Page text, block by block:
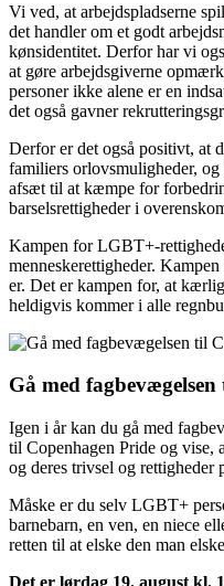
Vi ved, at arbejdspladserne
det handler om et godt
kønsidentitet. Derfor har vi
at gøre arbejdsgiverne
personer ikke alene er en
det også gavner
Derfor er det også positivt, at
familiers orlovsmuligheder,
afsæt til at kæmpe for
barselsrettigheder i
Kampen for LGBT+-
menneskerettigheder.
er. Det er kampen for, at
heldigvis kommer i alle
Gå med
Igen i år kan du gå med
til Copenhagen Pride og vise,
og deres trivsel og rettigheder
Måske er du selv LGBT+
barnebarn, en ven, en niece
retten til at elske den man
Det er lørdag 19. august kl.